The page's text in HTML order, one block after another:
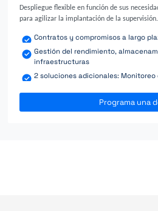
Despliegue flexible en función de sus
para agilizar la implantación de la supervisión.
Contratos y compromisos a largo
Gestión del rendimiento,
infraestructuras
2 soluciones adicionales: Monitoreo
Programa una